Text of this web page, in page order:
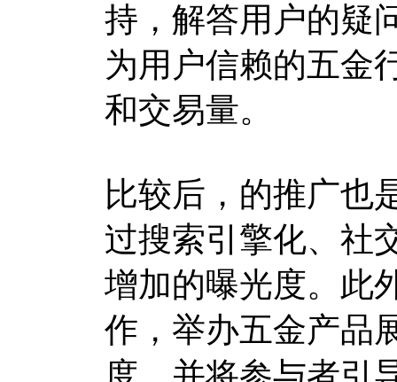
持，解答用户的疑
为用户信赖的五金
和交易量。
比较后，的推广也
过搜索引擎化、社
增加的曝光度。此
作，举办五金产品